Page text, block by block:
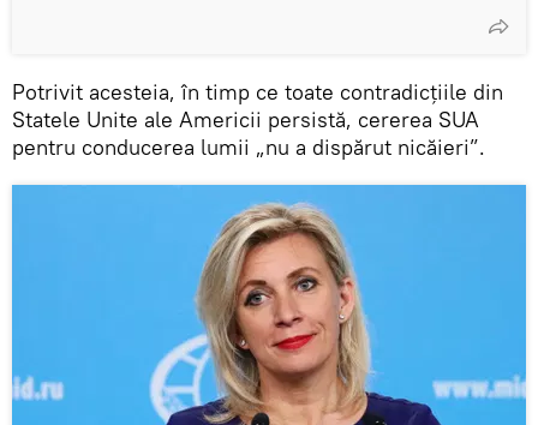
Potrivit acesteia, în timp ce toate contradicțiile din
Statele Unite ale Americii persistă, cererea SUA
pentru conducerea lumii „nu a dispărut nicăieri”.